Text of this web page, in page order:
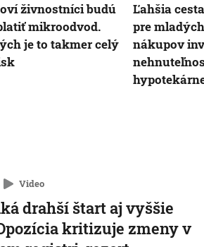
živnostníci budú
mikroodvod.
je to takmer celý
Ľahšia
pre
nákupov
Video
drahší štart aj vyššie
kritizuje zmeny v